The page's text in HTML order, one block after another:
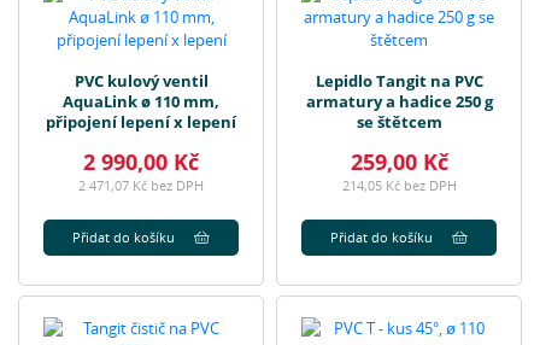
PVC kulový ventil
AquaLink ø 110 mm,
připojení lepení x lepení
2 990,00 Kč
2 471,07 Kč bez DPH
Přidat do košíku
Lepidlo Tangit na PVC
armatury a hadice 250 g
se štětcem
259,00 Kč
214,05 Kč bez DPH
Přidat do košíku